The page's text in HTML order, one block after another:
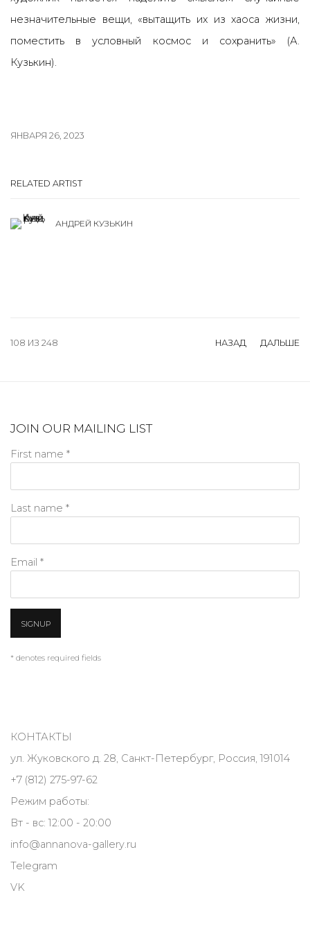
незначительные вещи, «вытащить их из хаоса жизни,
поместить в условный космос и сохранить» (А.
Кузькин).
ЯНВАРЯ 26, 2023
RELATED ARTIST
АНДРЕЙ КУЗЬКИН
НАЗАД ДАЛЬШЕ
108 ИЗ 248
JOIN OUR MAILING LIST
First name *
Last name *
Email *
SIGNUP
* denotes required fields
КОНТАКТЫ
ул. Жуковского д. 28, Санкт-Петербург, Россия, 191014
+7 (812) 275-97-62
Режим работы:
Вт - вс: 12:00 - 20:00
info@annanova-gallery.ru
Telegram
VK